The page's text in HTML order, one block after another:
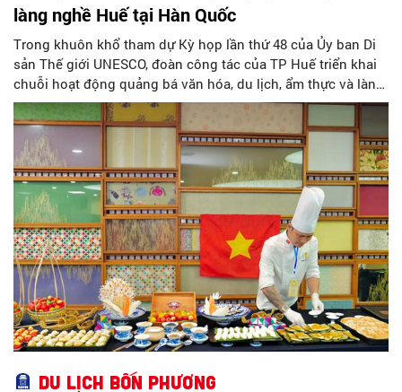
làng nghề Huế tại Hàn Quốc
Trong khuôn khổ tham dự Kỳ họp lần thứ 48 của Ủy ban Di
sản Thế giới UNESCO, đoàn công tác của TP Huế triển khai
chuỗi hoạt động quảng bá văn hóa, du lịch, ẩm thực và làng
nghề tại Hàn Quốc.
Du lịch bốn phương